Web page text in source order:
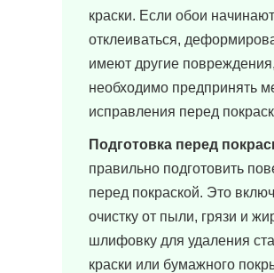
краски. Если обои начинают
отклеиваться,
имеют другие повреждения,
необходимо предпринять
исправления перед
Подготовка перед
правильно подготовить
перед покраской. Это
очистку от пыли, грязи и
шлифовку для удаления
краски или бумажного